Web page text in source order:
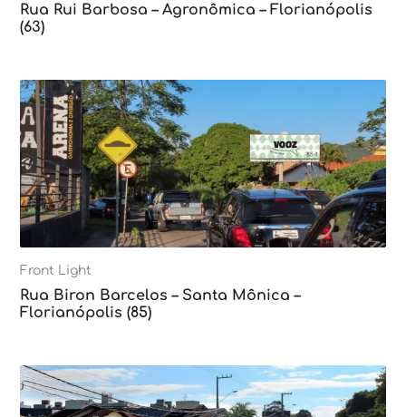
Rua Rui Barbosa – Agronômica – Florianópolis
(63)
Front Light
Rua Biron Barcelos – Santa Mônica –
Florianópolis (85)